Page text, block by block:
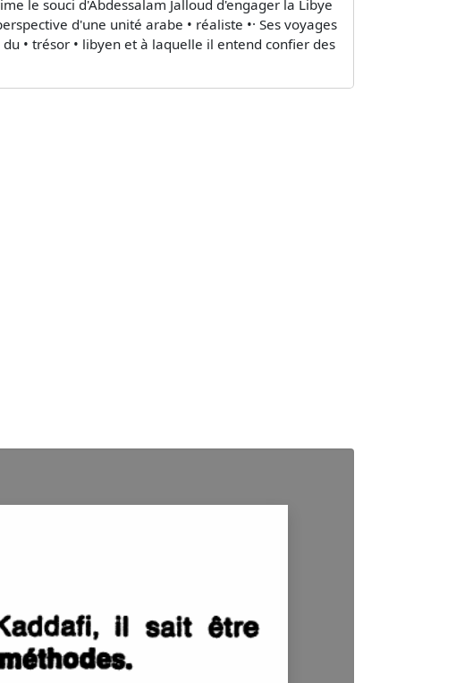
le souci d'Abdessalam Jalloud d'engager la Libye
d'une unité arabe • réaliste •· Ses voyages
• trésor • libyen et à laquelle il entend confier des